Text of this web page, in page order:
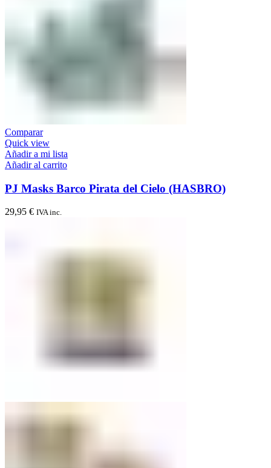
Comparar
Quick view
Añadir a mi lista
Añadir al carrito
PJ Masks Barco Pirata del Cielo (HASBRO)
29,95 € IVA inc.